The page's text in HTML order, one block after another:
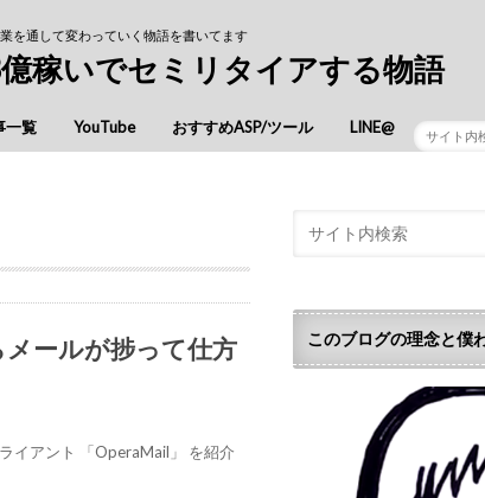
を通して変わっていく物語を書いてます
稼いでセミリタイアする物語
一覧 YouTube おすすめASP/ツール LINE@
ールが捗って仕方
イアント 「OperaMail」 を紹介
このブログの理念と僕